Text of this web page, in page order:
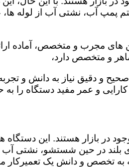
پمپ آب، نشتی آب از لوله
های مجرب و متخصص، آماده
و متخصص دارد،
و دقیق نیاز به دانش و
و عمر مفید دستگاه را به
در بازار هستند. این
در حین شستشو، نشتی آب
تخصص و دانش یک تعمیرکار